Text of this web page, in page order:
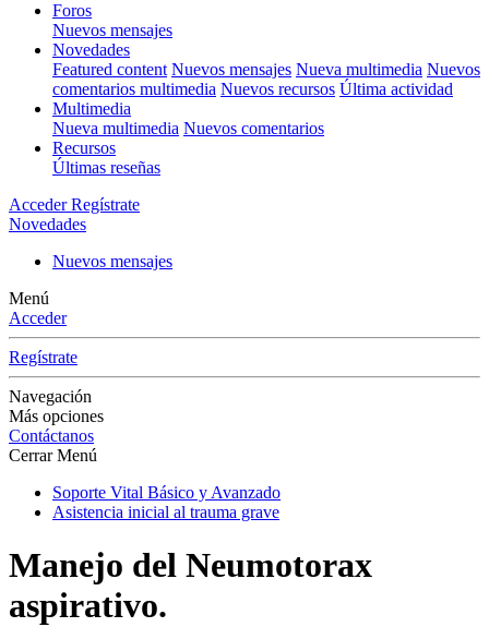
Foros
Nuevos mensajes
Novedades
Featured content Nuevos mensajes Nueva multimedia Nuevos
comentarios multimedia Nuevos recursos Última actividad
Multimedia
Nueva multimedia Nuevos comentarios
Recursos
Últimas reseñas
Acceder Regístrate
Novedades
Nuevos mensajes
Menú
Acceder
Regístrate
Navegación
Más opciones
Contáctanos
Cerrar Menú
Soporte Vital Básico y Avanzado
Asistencia inicial al trauma grave
Manejo del Neumotorax
aspirativo.